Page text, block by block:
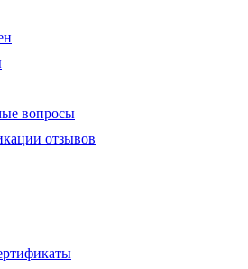
вопросы
отзывов